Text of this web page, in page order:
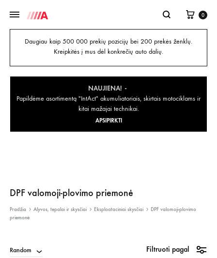
0
Daugiau kaip 500 000 prekių pozicijų bei 200 prekės ženklų.
Kreipkitės į mus dėl konkrečių auto dalių.
NAUJIENA!
Papildėme asortimentą "IntAct" akumuliatoriais, skirtais motociklams ir
kitai mažajai technikai.
APSIPIRKTI
DPF valomoji-plovimo priemonė
Pradžia Alyvos, tepalai ir skysčiai Eksploataciniai skysčiai
DPF valomoji-plovimo
priemonė
Random Filtruoti pagal